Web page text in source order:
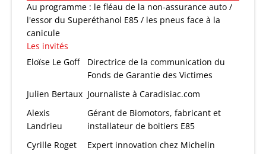
Au programme : le fléau de la non-assurance auto /
l'essor du Superéthanol E85 / les pneus face à la
canicule
Les invités
Eloïse Le Goff
Directrice de la communication du
Fonds de Garantie des Victimes
Julien Bertaux Journaliste à Caradisiac.com
Alexis
Landrieu
Gérant de Biomotors, fabricant et
installateur de boitiers E85
Cyrille Roget
Expert innovation chez Michelin